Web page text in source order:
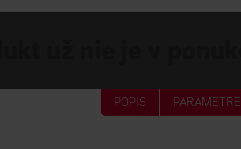
POPIS PARAMETRE